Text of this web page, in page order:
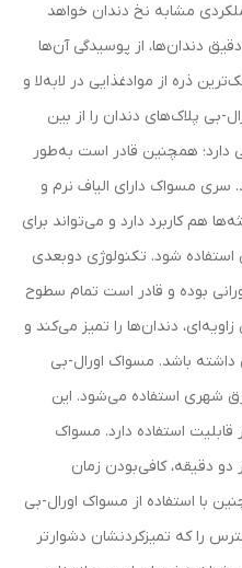
مشابه نخ دندان خواهد
دندان‌ها، از پوسیدگی آن‌ها
ذره‌ از موادغذایی در لابه‌لا و
بی پلاک‌های دندان را از بین
دارد؛ همچنین قادر است به‌طور
سری مسواک دارای الیاف نرم و
هم کاربرد دارد و می‌تواند برای
شود. تکنولوژی دوبعدی
بوده و قادر است تمام سطوح
دندان‌ها را تمیز می‌کند و
باشد. مسواک اورال-بی
شهری استفاده می‌شود. این
در هربار شارژ کامل، 5 تا 7 روز قابلیت استفاده دارد. مسواک
دو دقیقه، کافی‌بودن زمان
با استفاده از مسواک اورال-بی
را که تمیزکردنشان دشوارتر